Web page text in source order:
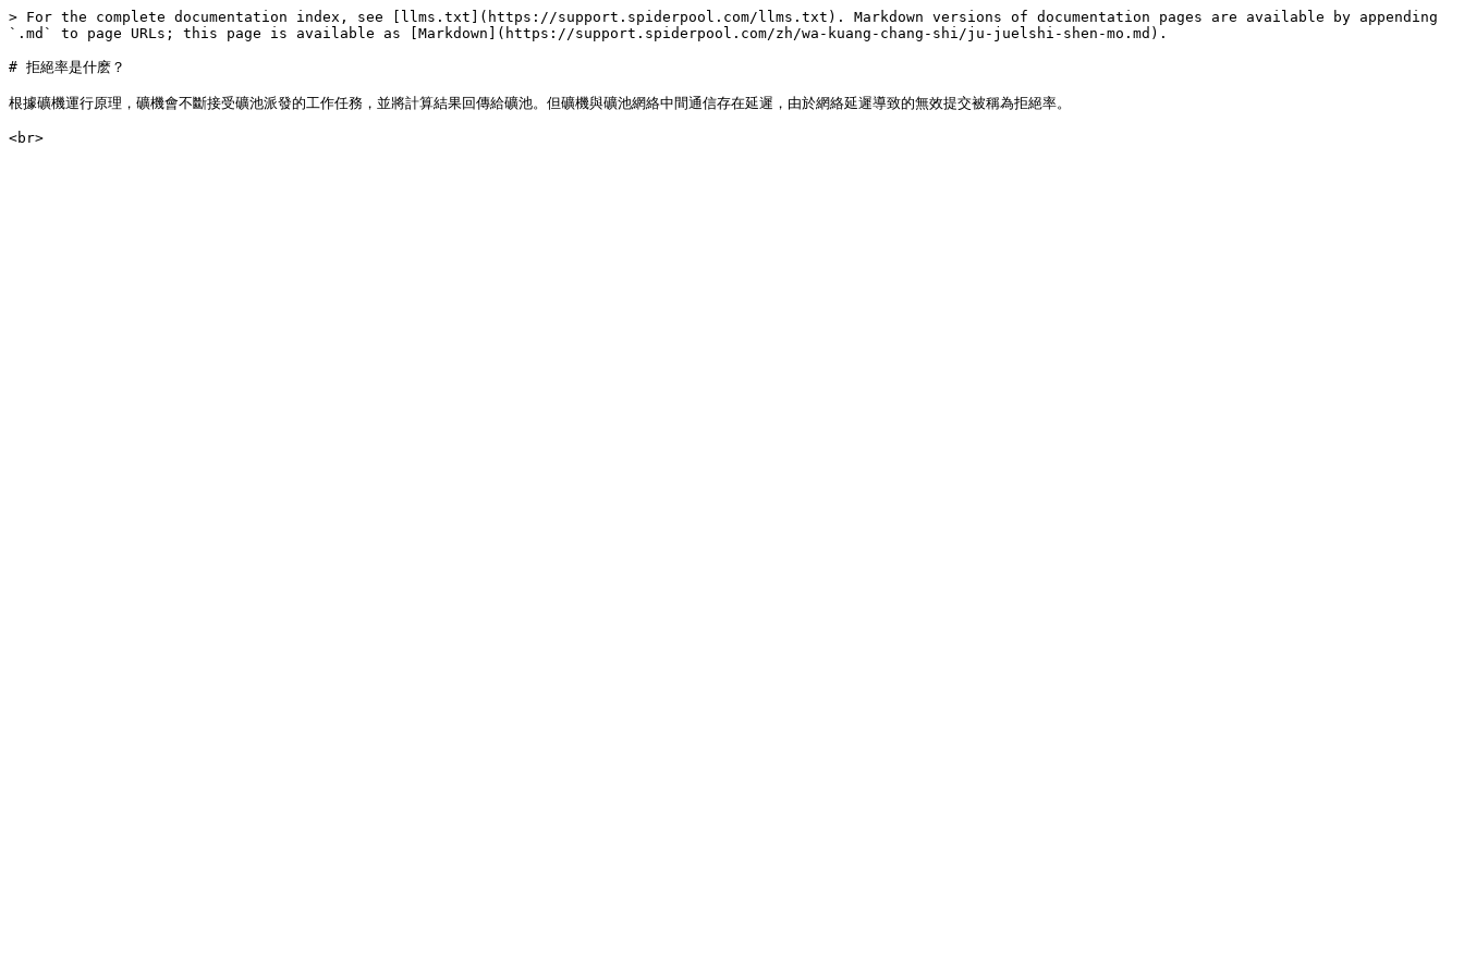
> For the complete documentation index, see [llms.txt](https://support.spiderpool.com/llms.txt). Markdown versions of documentation pages are available by appending
`.md` to page URLs; this page is available as [Markdown](https://support.spiderpool.com/zh/wa-kuang-chang-shi/ju-juelshi-shen-mo.md).
# 拒絕率是什麽？
根據礦機運行原理，礦機會不斷接受礦池派發的工作任務，並將計算結果回傳給礦池。但礦機與礦池網絡中間通信存在延遲，由於網絡延遲導致的無效提交被稱為拒絕率。